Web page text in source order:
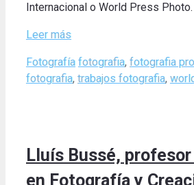
Internacional o World Press Photo.
Leer más
Categories
Fotografía Tags
fotografia, fotografia
fotografia, trabajos fotografia,
Lluís Bussé,
en Fotografía y